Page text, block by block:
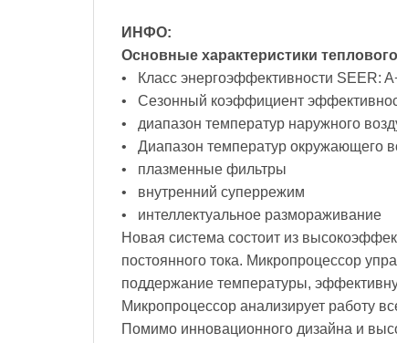
ИНФО:
Основные характеристики
• Класс энергоэффективности SEER:
• Сезонный коэффициент
• диапазон температур наружного
• Диапазон температур окружающего
• плазменные фильтры
• внутренний суперрежим
• интеллектуальное размораживание
Новая система состоит из
постоянного тока. Микропроцессор
поддержание температуры,
Микропроцессор анализирует работу
Помимо инновационного дизайна и